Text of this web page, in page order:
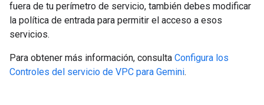
fuera de tu perímetro de servicio, también debes modificar
la política de entrada para permitir el acceso a esos
servicios.
Para obtener más información, consulta Configura los
Controles del servicio de VPC para Gemini.